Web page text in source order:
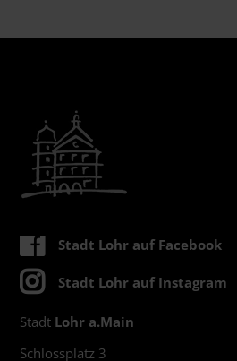
Stadt Lohr auf Facebook
Stadt Lohr auf Instagram
Stadt Lohr a.Main
Schlossplatz 3